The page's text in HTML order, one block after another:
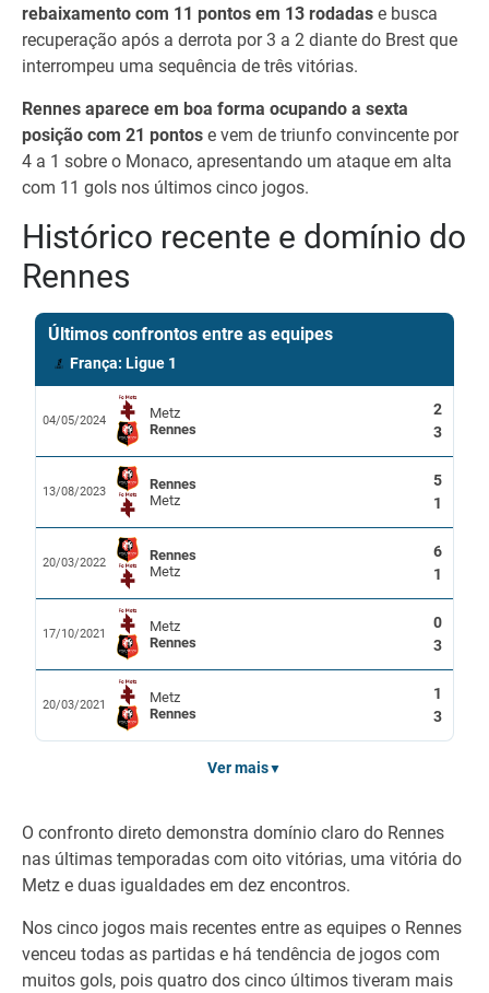
rebaixamento com 11 pontos em 13 rodadas e busca
recuperação após a derrota por 3 a 2 diante do Brest que
interrompeu uma sequência de três vitórias.
Rennes aparece em boa forma ocupando a sexta
posição com 21 pontos e vem de triunfo convincente por
4 a 1 sobre o Monaco, apresentando um ataque em alta
com 11 gols nos últimos cinco jogos.
Histórico recente e domínio do
Rennes
Últimos confrontos entre as equipes
França: Ligue 1
04/05/2024
Metz
Rennes
2
3
13/08/2023
Rennes
Metz
5
1
20/03/2022
Rennes
Metz
6
1
17/10/2021
Metz
Rennes
0
3
20/03/2021
Metz
Rennes
1
3
Ver mais▼
O confronto direto demonstra domínio claro do Rennes
nas últimas temporadas com oito vitórias, uma vitória do
Metz e duas igualdades em dez encontros.
Nos cinco jogos mais recentes entre as equipes o Rennes
venceu todas as partidas e há tendência de jogos com
muitos gols, pois quatro dos cinco últimos tiveram mais